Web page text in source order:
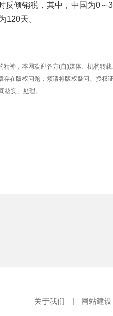
反倾销税，其中，中国为0
120天。
精神，本网欢迎各方(自)媒体、机构转
存在版权问题，烦请将版权疑问、授权
核实、处理。
关于我们 | 网站建设